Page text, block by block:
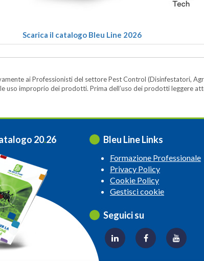
Scarica il catalogo Bleu Line 2026
ai Professionisti del settore Pest Control (Disinfestatori,
uso improprio dei prodotti. Prima dell’uso dei prodotti leggere
20.26 Bleu Line Links
Formazione Professionale
Privacy Policy
Cookie Policy
Gestisci cookie
Seguici su